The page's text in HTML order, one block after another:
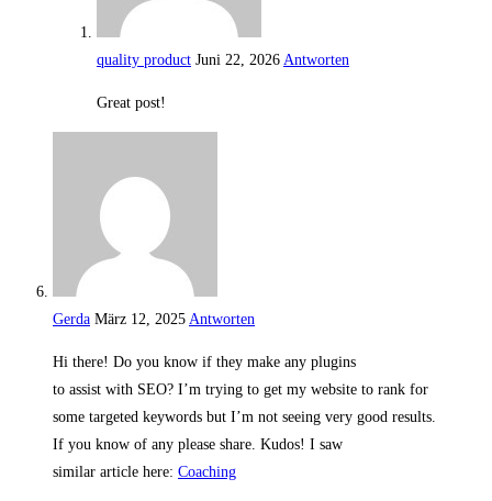
quality product Juni 22, 2026 Antworten
Great post!
Gerda März 12, 2025 Antworten
Hi there! Do you know if they make any plugins
to assist with SEO? I’m trying to get my website to rank for
some targeted keywords but I’m not seeing very good results.
If you know of any please share. Kudos! I saw
similar article here: Coaching